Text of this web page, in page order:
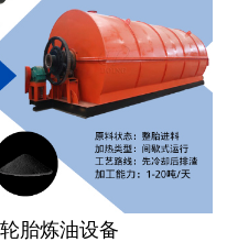
胎炼油设备